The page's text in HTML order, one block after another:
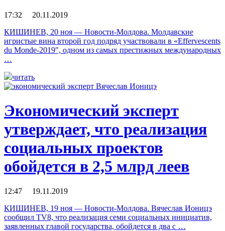
17:32 20.11.2019
КИШИНЕВ, 20 ноя — Новости-Молдова. Молдавские
игристые вина второй год подряд участвовали в «Effervescents
du Monde-2019″, одном из самых престижных международных
…
читать
Экономический эксперт
утверждает, что реализация
социальных проектов
обойдется в 2,5 млрд леев
12:47 19.11.2019
КИШИНЕВ, 19 ноя — Новости-Молдова. Вячеслав Ионицэ
сообщил TV8, что реализация семи социальных инициатив,
заявленных главой государства, обойдется в два с …